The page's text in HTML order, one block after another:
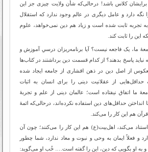
برایشان کلاس باشد! درحالی‌که شأن ولایت چیزی جز این
نگه دارد و عامل دیگری در عالم وجود ندارد که استقلال
تجربه ثابت شده است و زیاد هم دین نمی‌‌خواهد، علوم
این را ثابت کند.
ما، یک فاجعه نیست؟ آیا برنامه‌ریزان درسیِ آموزش و
پاسخ بدهند؟ از کدام قسمت دین برداشتند در کتاب‌ها
از اصل دین در ذهن اقشاری از جامعه ایجاد شده
از عقلانیت دینی را برای انسان به اثبات
ما اتفاق نیفتاده است؛ عالمان دینی از علم و تجربۀ
حداقل‌های دین استفاده نکرده‌اند، درحالی‌که ائمۀ
هم این کار را می‌کند.
می‌کند، اهل‌بیت(ع) هم این کار را می‌کنند؛ چون آن
و فعلاً ایمان به وحی و نبوت و معاد ندارد، شما چطور
به او بگویی که دین، این را گفته است…. خُب او می‌گوید: